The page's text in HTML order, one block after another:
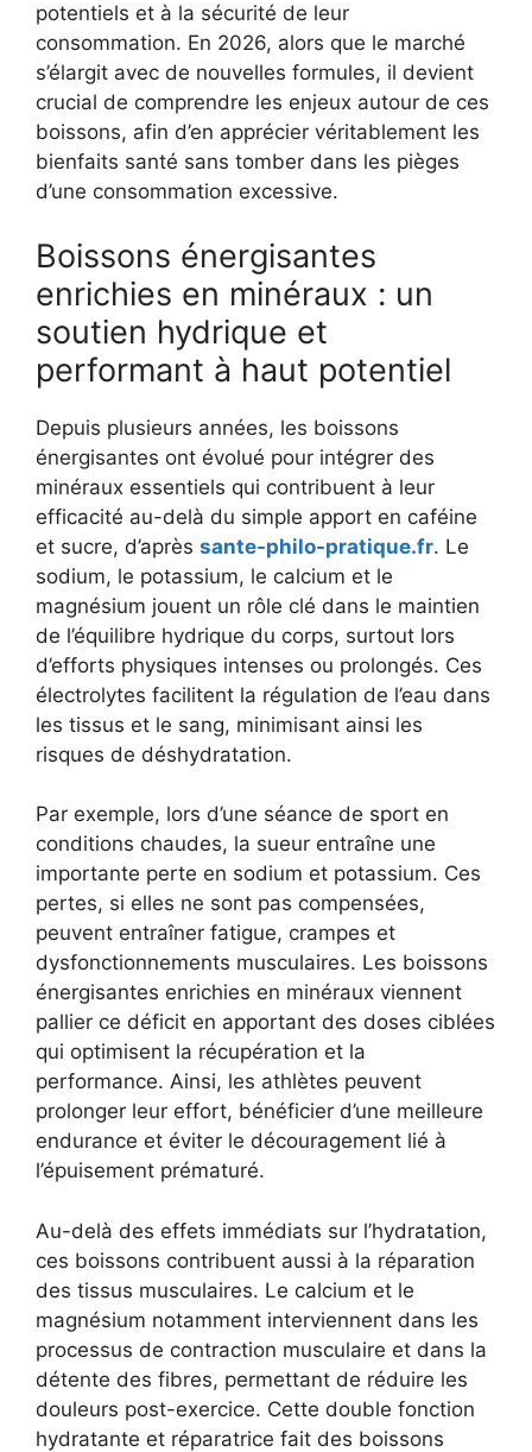
potentiels et à la sécurité de leur
consommation. En 2026, alors que le marché
s’élargit avec de nouvelles formules, il devient
crucial de comprendre les enjeux autour de ces
boissons, afin d’en apprécier véritablement les
bienfaits santé sans tomber dans les pièges
d’une consommation excessive.
Boissons énergisantes
enrichies en minéraux : un
soutien hydrique et
performant à haut potentiel
Depuis plusieurs années, les boissons
énergisantes ont évolué pour intégrer des
minéraux essentiels qui contribuent à leur
efficacité au-delà du simple apport en caféine
et sucre, d’après sante-philo-pratique.fr. Le
sodium, le potassium, le calcium et le
magnésium jouent un rôle clé dans le maintien
de l’équilibre hydrique du corps, surtout lors
d’efforts physiques intenses ou prolongés. Ces
électrolytes facilitent la régulation de l’eau dans
les tissus et le sang, minimisant ainsi les
risques de déshydratation.
Par exemple, lors d’une séance de sport en
conditions chaudes, la sueur entraîne une
importante perte en sodium et potassium. Ces
pertes, si elles ne sont pas compensées,
peuvent entraîner fatigue, crampes et
dysfonctionnements musculaires. Les boissons
énergisantes enrichies en minéraux viennent
pallier ce déficit en apportant des doses ciblées
qui optimisent la récupération et la
performance. Ainsi, les athlètes peuvent
prolonger leur effort, bénéficier d’une meilleure
endurance et éviter le découragement lié à
l’épuisement prématuré.
Au-delà des effets immédiats sur l’hydratation,
ces boissons contribuent aussi à la réparation
des tissus musculaires. Le calcium et le
magnésium notamment interviennent dans les
processus de contraction musculaire et dans la
détente des fibres, permettant de réduire les
douleurs post-exercice. Cette double fonction
hydratante et réparatrice fait des boissons